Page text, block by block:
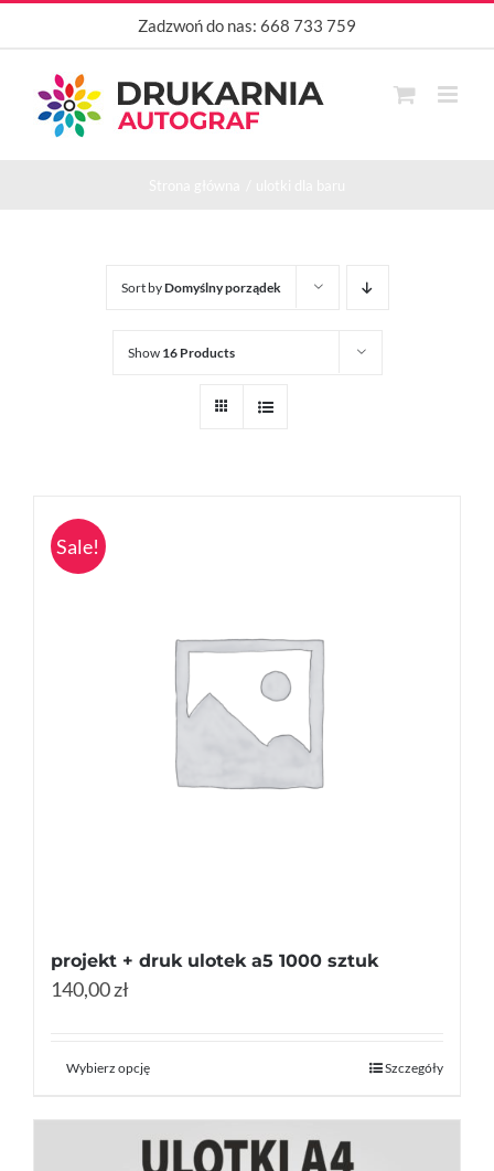
Przejdź
Zadzwoń do nas: 668 733 759
Sort byDomyślny porządek
Show 16 Products
Sale!
projekt + druk ulotek a5 1000 sztuk
140,00 zł
Wybierz opcję Szczegóły